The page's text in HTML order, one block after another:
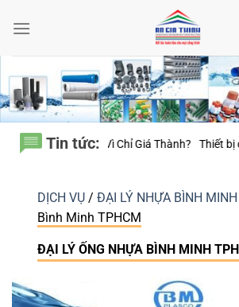
qua
Tin tức:
Thiết bị điện Nanoco – Vì sao những
DỊCH VỤ / ĐẠI LÝ NHỰA BÌNH MINH
Bình Minh TPHCM
ĐẠI LÝ ỐNG NHỰA BÌNH MINH